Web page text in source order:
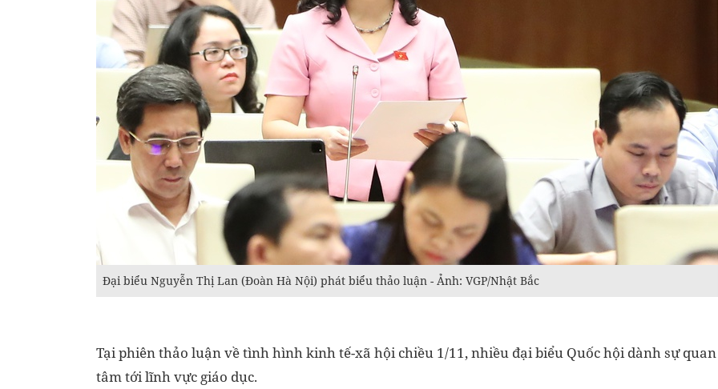
Đại biểu Nguyễn Thị Lan (Đoàn Hà Nội) phát biểu thảo luận - Ảnh: VGP/Nhật Bắc
Tại phiên thảo luận về tình hình kinh tế-xã hội chiều 1/11, nhiều đại biểu Quốc hội dành sự quan
tâm tới lĩnh vực giáo dục.